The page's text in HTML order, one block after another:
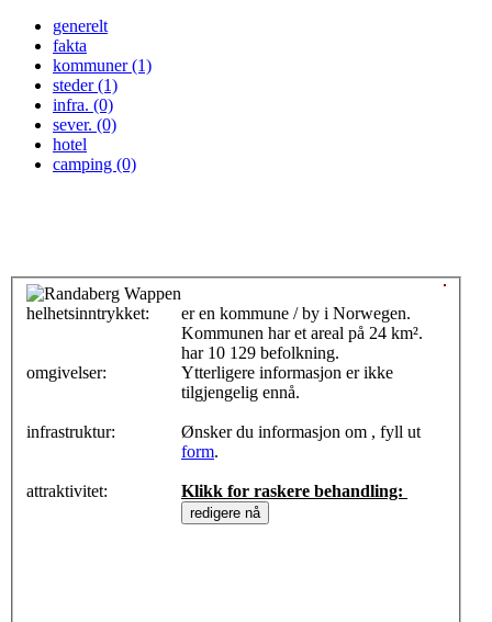
generelt
fakta
kommuner (1)
steder (1)
infra. (0)
sever. (0)
hotel
camping (0)
helhetsinntrykket:
omgivelser:
infrastruktur:
attraktivitet:
er en kommune / by i Norwegen.
Kommunen har et areal på 24 km².
har 10 129 befolkning.
Ytterligere informasjon er ikke
tilgjengelig ennå.
Ønsker du informasjon om , fyll ut
form.
Klikk for raskere behandling: